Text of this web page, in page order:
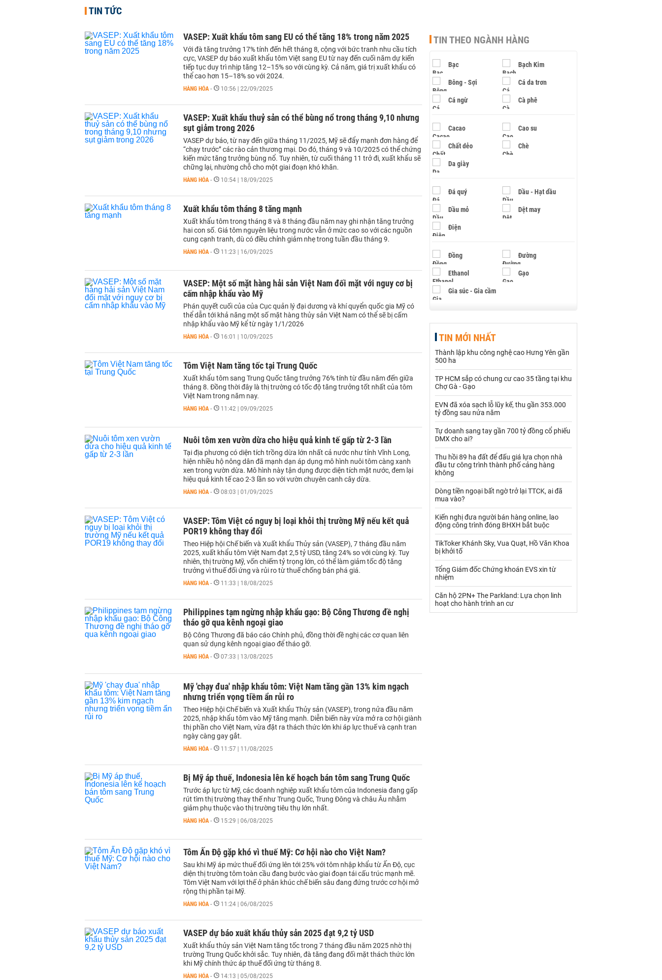
TIN TỨC
VASEP: Xuất khẩu tôm sang EU có thể tăng 18% trong năm 2025
Với đà tăng trưởng 17% tính đến hết tháng 8, cộng với bức tranh nhu cầu tích
cực, VASEP dự báo xuất khẩu tôm Việt sang EU từ nay đến cuối năm dự kiến
tiếp tục duy trì nhịp tăng 12–15% so với cùng kỳ. Cả năm, giá trị xuất khẩu có
thể cao hơn 15–18% so với 2024.
HÀNG HÓA - 10:56 | 22/09/2025
VASEP: Xuất khẩu thuỷ sản có thể bùng nổ trong tháng 9,10 nhưng
sụt giảm trong 2026
VASEP dự báo, từ nay đến giữa tháng 11/2025, Mỹ sẽ đẩy mạnh đơn hàng để
“chạy trước” các rào cản thương mại. Do đó, tháng 9 và 10/2025 có thể chứng
kiến mức tăng trưởng bùng nổ. Tuy nhiên, từ cuối tháng 11 trở đi, xuất khẩu sẽ
chững lại, nhường chỗ cho một giai đoạn khó khăn.
HÀNG HÓA - 10:54 | 18/09/2025
Xuất khẩu tôm tháng 8 tăng mạnh
Xuất khẩu tôm trong tháng 8 và 8 tháng đầu năm nay ghi nhận tăng trưởng
hai con số. Giá tôm nguyên liệu trong nước vẫn ở mức cao so với các nguồn
cung cạnh tranh, dù có điều chỉnh giảm nhẹ trong tuần đầu tháng 9.
HÀNG HÓA - 11:23 | 16/09/2025
VASEP: Một số mặt hàng hải sản Việt Nam đối mặt với nguy cơ bị
cấm nhập khẩu vào Mỹ
Phán quyết cuối của của Cục quản lý đại dương và khí quyển quốc gia Mỹ có
thể dẫn tới khả năng một số mặt hàng thủy sản Việt Nam có thể sẽ bị cấm
nhập khẩu vào Mỹ kể từ ngày 1/1/2026
HÀNG HÓA - 16:01 | 10/09/2025
Tôm Việt Nam tăng tốc tại Trung Quốc
Xuất khẩu tôm sang Trung Quốc tăng trưởng 76% tính từ đầu năm đến giữa
tháng 8. Đồng thời đây là thị trường có tốc độ tăng trưởng tốt nhất của tôm
Việt Nam trong năm nay.
HÀNG HÓA - 11:42 | 09/09/2025
Nuôi tôm xen vườn dừa cho hiệu quả kinh tế gấp từ 2-3 lần
Tại địa phương có diện tích trồng dừa lớn nhất cả nước như tỉnh Vĩnh Long,
hiện nhiều hộ nông dân đã mạnh dạn áp dụng mô hình nuôi tôm càng xanh
xen trong vườn dừa. Mô hình này tận dụng được diện tích mặt nước, đem lại
hiệu quả kinh tế cao 2-3 lần so với vườn chuyên canh cây dừa.
HÀNG HÓA - 08:03 | 01/09/2025
VASEP: Tôm Việt có nguy bị loại khỏi thị trường Mỹ nếu kết quả
POR19 không thay đổi
Theo Hiệp hội Chế biến và Xuất khẩu Thủy sản (VASEP), 7 tháng đầu năm
2025, xuất khẩu tôm Việt Nam đạt 2,5 tỷ USD, tăng 24% so với cùng kỳ. Tuy
nhiên, thị trường Mỹ, vốn chiếm tỷ trọng lớn, có thể làm giảm tốc độ tăng
trưởng vì thuế đối ứng và rủi ro từ thuế chống bán phá giá.
HÀNG HÓA - 11:33 | 18/08/2025
Philippines tạm ngừng nhập khẩu gạo: Bộ Công Thương đề nghị
tháo gỡ qua kênh ngoại giao
Bộ Công Thương đã báo cáo Chính phủ, đồng thời đề nghị các cơ quan liên
quan sử dụng kênh ngoại giao để tháo gỡ.
HÀNG HÓA - 07:33 | 13/08/2025
Mỹ 'chạy đua' nhập khẩu tôm: Việt Nam tăng gần 13% kim ngạch
nhưng triển vọng tiềm ẩn rủi ro
Theo Hiệp hội Chế biến và Xuất khẩu Thủy sản (VASEP), trong nửa đầu năm
2025, nhập khẩu tôm vào Mỹ tăng mạnh. Diễn biến này vừa mở ra cơ hội giành
thị phần cho Việt Nam, vừa đặt ra thách thức lớn khi áp lực thuế và cạnh tran
ngày càng gay gắt.
HÀNG HÓA - 11:57 | 11/08/2025
Bị Mỹ áp thuế, Indonesia lên kế hoạch bán tôm sang Trung Quốc
Trước áp lực từ Mỹ, các doanh nghiệp xuất khẩu tôm của Indonesia đang gấp
rút tìm thị trường thay thế như Trung Quốc, Trung Đông và châu Âu nhằm
giảm phụ thuộc vào thị trường tiêu thụ lớn nhất.
HÀNG HÓA - 15:29 | 06/08/2025
Tôm Ấn Độ gặp khó vì thuế Mỹ: Cơ hội nào cho Việt Nam?
Sau khi Mỹ áp mức thuế đối ứng lên tới 25% với tôm nhập khẩu từ Ấn Độ, cục
diện thị trường tôm toàn cầu đang bước vào giai đoạn tái cấu trúc mạnh mẽ.
Tôm Việt Nam với lợi thế ở phân khúc chế biến sâu đang đứng trước cơ hội mở
rộng thị phần tại Mỹ.
HÀNG HÓA - 11:24 | 06/08/2025
VASEP dự báo xuất khẩu thủy sản 2025 đạt 9,2 tỷ USD
Xuất khẩu thủy sản Việt Nam tăng tốc trong 7 tháng đầu năm 2025 nhờ thị
trường Trung Quốc khởi sắc. Tuy nhiên, đà tăng đang đối mặt thách thức lớn
khi Mỹ chính thức áp thuế đối ứng từ tháng 8.
HÀNG HÓA - 14:13 | 05/08/2025
TIN THEO NGÀNH HÀNG
Bạc Bạch Kim
Bông - Sợi Cá da trơn
Cá ngừ Cà phê
Cacao Cao su
Chất dẻo Chè
Da giày
Đá quý Dầu - Hạt dầu
Dầu mỏ Dệt may
Điện
Đồng Đường
Ethanol Gạo
Gia súc - Gia cầm
Hạt điều
Khí đốt
Kim loại khác Mắc ca
Muối Ngũ cốc
Nhựa - Hạt nhựa
Palladium Phân bón
Rau - Củ -Quả Sắt thép
Sữa
Than Thức ăn chăn nuôi
Thủy hải sản khác Tôm
Vàng
VLXD khác Xăng dầu
Xi măng - Clynker
TIN MỚI NHẤT
Thành lập khu công nghệ cao Hưng Yên gần
500 ha
TP HCM sắp có chung cư cao 35 tầng tại khu
Chợ Gà - Gạo
EVN đã xóa sạch lỗ lũy kế, thu gần 353.000
tỷ đồng sau nửa năm
Tự doanh sang tay gần 700 tỷ đồng cổ phiếu
DMX cho ai?
Thu hồi 89 ha đất để đấu giá lựa chọn nhà
đầu tư công trình thành phố cảng hàng
không
Dòng tiền ngoại bất ngờ trở lại TTCK, ai đã
mua vào?
Kiến nghị đưa người bán hàng online, lao
động công trình đóng BHXH bắt buộc
TikToker Khánh Sky, Vua Quạt, Hồ Văn Khoa
bị khởi tố
Tổng Giám đốc Chứng khoán EVS xin từ
nhiệm
Căn hộ 2PN+ The Parkland: Lựa chọn linh
hoạt cho hành trình an cư